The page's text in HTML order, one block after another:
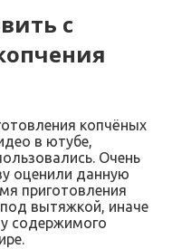
с
копчёных
в ютубе,
Очень
оценили данную
приготовления
вытяжкой, иначе
содержимого